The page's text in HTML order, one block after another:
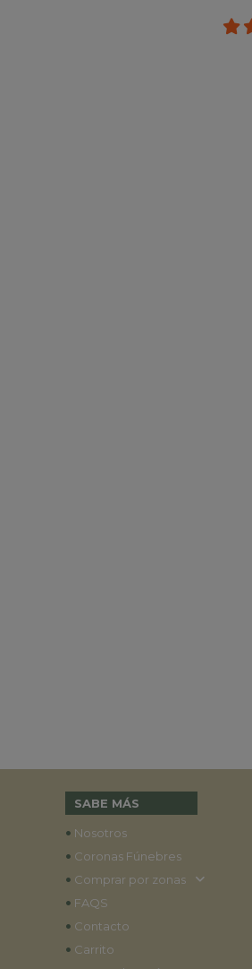
SABE MÁS
• Nosotros
• Coronas Fúnebres
• Comprar por zonas
• FAQS
• Contacto
• Carrito